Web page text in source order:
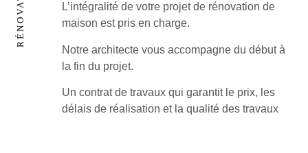
L’intégralité de votre projet de rénovation de
maison est pris en charge.
Notre architecte vous accompagne du début à
la fin du projet.
Un contrat de travaux qui garantit le prix, les
délais de réalisation et la qualité des travaux